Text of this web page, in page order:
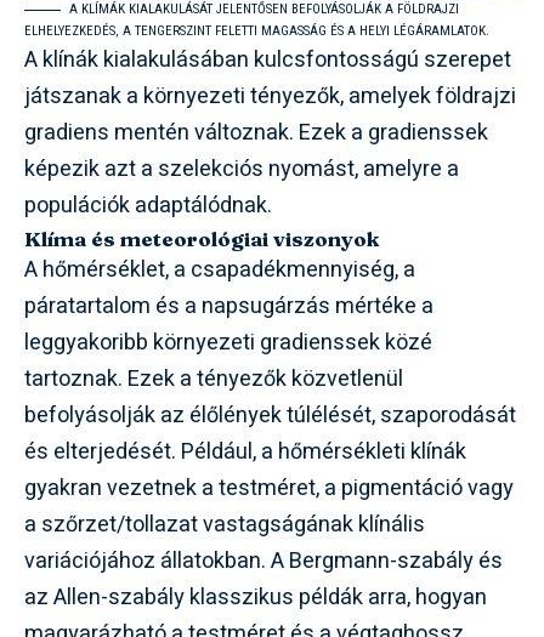
A KLÍMÁK KIALAKULÁSÁT JELENTŐSEN BEFOLYÁSOLJÁK A FÖLDRAJZI
ELHELYEZKEDÉS, A TENGERSZINT FELETTI MAGASSÁG ÉS A HELYI LÉGÁRAMLATOK.
A klínák kialakulásában kulcsfontosságú szerepet
játszanak a környezeti tényezők, amelyek földrajzi
gradiens mentén változnak. Ezek a gradienssek
képezik azt a szelekciós nyomást, amelyre a
populációk adaptálódnak.
Klíma és meteorológiai viszonyok
A hőmérséklet, a csapadékmennyiség, a
páratartalom és a napsugárzás mértéke a
leggyakoribb környezeti gradienssek közé
tartoznak. Ezek a tényezők közvetlenül
befolyásolják az élőlények túlélését, szaporodását
és elterjedését. Például, a hőmérsékleti klínák
gyakran vezetnek a testméret, a pigmentáció vagy
a szőrzet/tollazat vastagságának klínális
variációjához állatokban. A Bergmann-szabály és
az Allen-szabály klasszikus példák arra, hogyan